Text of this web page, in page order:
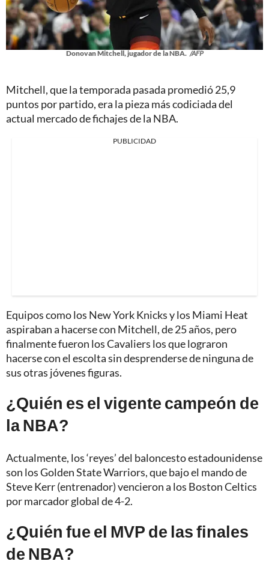
Donovan Mitchell, jugador de la NBA. /AFP
Mitchell, que la temporada pasada promedió 25,9
puntos por partido, era la pieza más codiciada del
actual mercado de fichajes de la NBA.
PUBLICIDAD
Equipos como los New York Knicks y los Miami Heat
aspiraban a hacerse con Mitchell, de 25 años, pero
finalmente fueron los Cavaliers los que lograron
hacerse con el escolta sin desprenderse de ninguna de
sus otras jóvenes figuras.
¿Quién es el vigente campeón de
la NBA?
Actualmente, los ‘reyes’ del baloncesto estadounidense
son los Golden State Warriors, que bajo el mando de
Steve Kerr (entrenador) vencieron a los Boston Celtics
por marcador global de 4-2.
¿Quién fue el MVP de las finales
de NBA?